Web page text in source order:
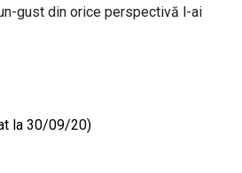
gust din orice perspectivă l-ai
la 30/09/20)